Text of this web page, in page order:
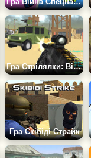
Гра Стрілялки: Війна Солдатів 3Д
Гра Скібіді Страйк